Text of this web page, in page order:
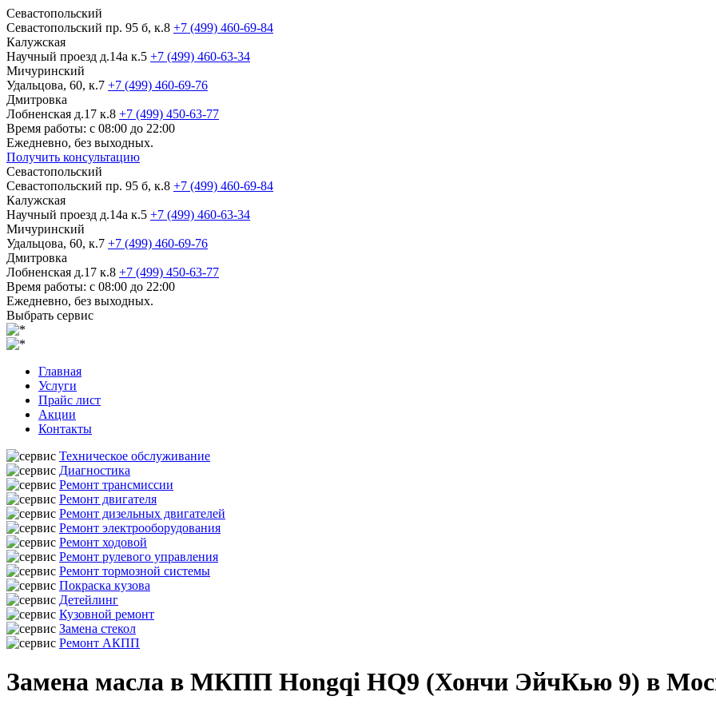
Севастопольский
Севастопольский пр. 95 б, к.8 +7 (499) 460-69-84
Калужская
Научный проезд д.14а к.5 +7 (499) 460-63-34
Мичуринский
Удальцова, 60, к.7 +7 (499) 460-69-76
Дмитровка
Лобненская д.17 к.8 +7 (499) 450-63-77
Время работы: с 08:00 до 22:00
Ежедневно, без выходных.
Получить консультацию
Севастопольский
Севастопольский пр. 95 б, к.8 +7 (499) 460-69-84
Калужская
Научный проезд д.14а к.5 +7 (499) 460-63-34
Мичуринский
Удальцова, 60, к.7 +7 (499) 460-69-76
Дмитровка
Лобненская д.17 к.8 +7 (499) 450-63-77
Время работы: с 08:00 до 22:00
Ежедневно, без выходных.
Выбрать сервис
Главная
Услуги
Прайс лист
Акции
Контакты
Техническое обслуживание
Диагностика
Ремонт трансмиссии
Ремонт двигателя
Ремонт дизельных двигателей
Ремонт электрооборудования
Ремонт ходовой
Ремонт рулевого управления
Ремонт тормозной системы
Покраска кузова
Детейлинг
Кузовной ремонт
Замена стекол
Ремонт АКПП
Замена масла в МКПП Hongqi HQ9 (Хончи ЭйчКью 9) в